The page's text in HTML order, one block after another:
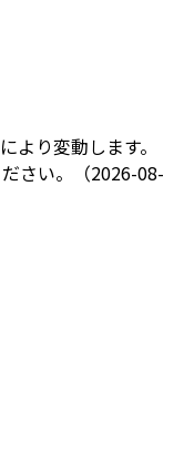
より変動します。
さい。
（2026-08-